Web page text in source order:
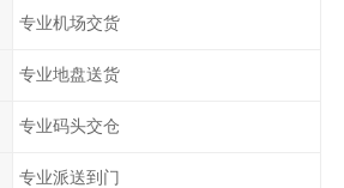
专业机场交货
专业地盘送货
专业码头交仓
专业派送到门